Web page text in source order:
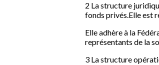
2 La structure
fonds privés.Elle est
Elle adhère à la
représentants de la
3 La structure